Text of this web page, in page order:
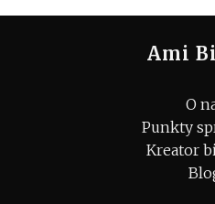
Ami
O
Punkty
Kreator